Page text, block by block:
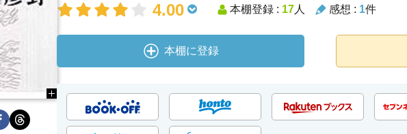
4.00 本棚登録 : 17人 感想 : 1件
本棚に登録